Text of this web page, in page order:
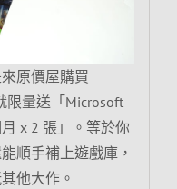
原價屋購買
限量送「Microsoft
x 2 張」。等於你
順手補上遊戲庫，
他大作。